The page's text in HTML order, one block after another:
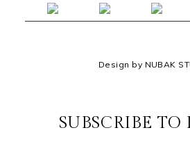
Design by NUBAK
SUBSCRIBE TO